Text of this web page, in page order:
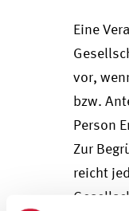
Eine
vor,
bzw.
Person
Zur
reicht